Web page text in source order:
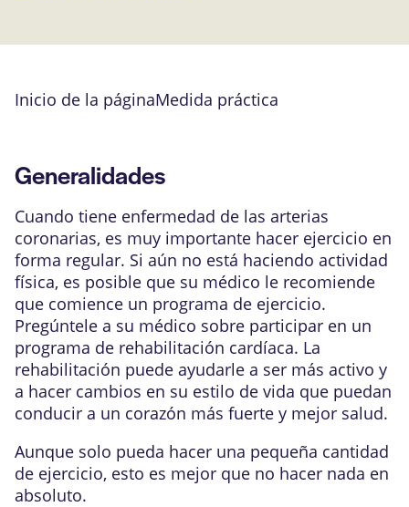
Inicio de la páginaMedida práctica
Generalidades
Cuando tiene enfermedad de las arterias
coronarias, es muy importante hacer ejercicio en
forma regular. Si aún no está haciendo actividad
física, es posible que su médico le recomiende
que comience un programa de ejercicio.
Pregúntele a su médico sobre participar en un
programa de rehabilitación cardíaca. La
rehabilitación puede ayudarle a ser más activo y
a hacer cambios en su estilo de vida que puedan
conducir a un corazón más fuerte y mejor salud.
Aunque solo pueda hacer una pequeña cantidad
de ejercicio, esto es mejor que no hacer nada en
absoluto.